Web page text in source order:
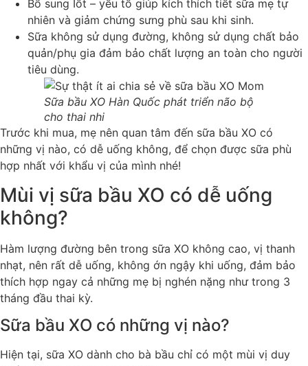
Bổ sung Iốt – yếu tố giúp kích thích tiết sữa mẹ tự
nhiên và giảm chứng sưng phù sau khi sinh.
Sữa không sử dụng đường, không sử dụng chất bảo
quản/phụ gia đảm bảo chất lượng an toàn cho người
tiêu dùng.
Sữa bầu XO Hàn Quốc phát triển não bộ
cho thai nhi
Trước khi mua, mẹ nên quan tâm đến sữa bầu XO có
những vị nào, có dễ uống không, để chọn được sữa phù
hợp nhất với khẩu vị của mình nhé!
Mùi vị sữa bầu XO có dễ uống
không?
Hàm lượng đường bên trong sữa XO không cao, vị thanh
nhạt, nên rất dễ uống, không ớn ngậy khi uống, đảm bảo
thích hợp ngay cả những mẹ bị nghén nặng như trong 3
tháng đầu thai kỳ.
Sữa bầu XO có những vị nào?
Hiện tại, sữa XO dành cho bà bầu chỉ có một mùi vị duy